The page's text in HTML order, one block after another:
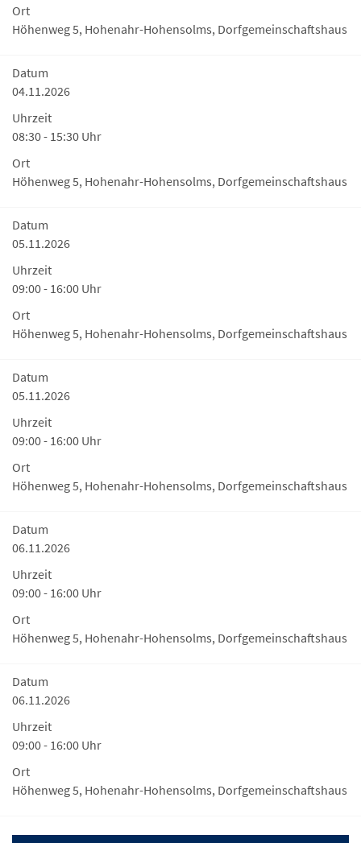
Ort
Höhenweg 5, Hohenahr-Hohensolms, Dorfgemeinschaftshaus
Datum
04.11.2026
Uhrzeit
08:30 - 15:30 Uhr
Ort
Höhenweg 5, Hohenahr-Hohensolms, Dorfgemeinschaftshaus
Datum
05.11.2026
Uhrzeit
09:00 - 16:00 Uhr
Ort
Höhenweg 5, Hohenahr-Hohensolms, Dorfgemeinschaftshaus
Datum
05.11.2026
Uhrzeit
09:00 - 16:00 Uhr
Ort
Höhenweg 5, Hohenahr-Hohensolms, Dorfgemeinschaftshaus
Datum
06.11.2026
Uhrzeit
09:00 - 16:00 Uhr
Ort
Höhenweg 5, Hohenahr-Hohensolms, Dorfgemeinschaftshaus
Datum
06.11.2026
Uhrzeit
09:00 - 16:00 Uhr
Ort
Höhenweg 5, Hohenahr-Hohensolms, Dorfgemeinschaftshaus